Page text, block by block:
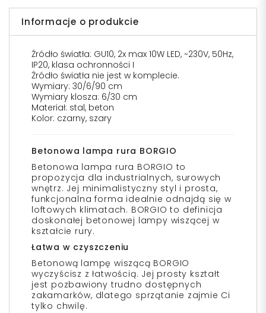
Informacje o produkcie
Źródło światła: GU10, 2x max 10W LED, ~230V, 50Hz,
IP20, klasa ochronności I
Źródło światła nie jest w komplecie.
Wymiary: 30/6/90 cm
Wymiary klosza: 6/30 cm
Materiał: stal, beton
Kolor: czarny, szary
Betonowa lampa rura BORGIO
Betonowa lampa rura BORGIO to
propozycja dla industrialnych, surowych
wnętrz. Jej minimalistyczny styl i prosta,
funkcjonalna forma idealnie odnajdą się w
loftowych klimatach. BORGIO to definicja
doskonałej betonowej lampy wiszącej w
kształcie rury.
Łatwa w czyszczeniu
Betonową lampę wiszącą BORGIO
wyczyścisz z łatwością. Jej prosty kształt
jest pozbawiony trudno dostępnych
zakamarków, dlatego sprzątanie zajmie Ci
tylko chwilę.